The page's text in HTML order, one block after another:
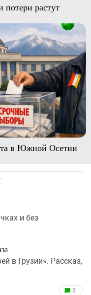
растут
в Южной Осетии
и без
в Грузии». Рассказ,
3